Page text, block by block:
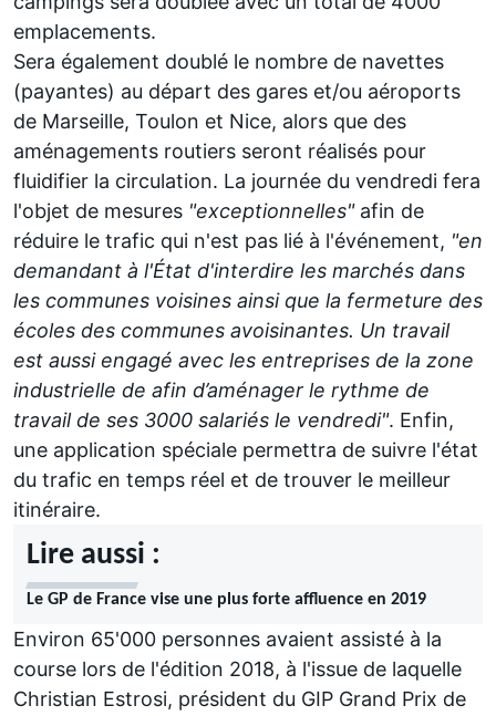
emplacements.
Sera également doublé le nombre de navettes
(payantes) au départ des gares et/ou aéroports
de Marseille, Toulon et Nice, alors que des
aménagements routiers seront réalisés pour
fluidifier la circulation. La journée du vendredi fera
l'objet de mesures "exceptionnelles"afin de
réduire le trafic qui n'est pas lié à l'événement, "en
demandant à l'État d'interdire les marchés dans
les communes voisines ainsi que la fermeture des
écoles des communes avoisinantes. Un travail
est aussi engagé avec les entreprises de la zone
industrielle de afin d’aménager le rythme de
travail de ses 3000 salariés le vendredi". Enfin,
une application spéciale permettra de suivre l'état
du trafic en temps réel et de trouver le meilleur
itinéraire.
Lire aussi :
Le GP de France vise une plus forte affluence en 2019
Environ 65'000 personnes avaient assisté à la
course lors de l'édition 2018, à l'issue de laquelle
Christian Estrosi, président du GIP Grand Prix de